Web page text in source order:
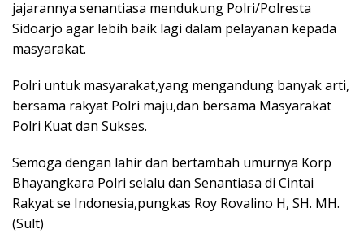
jajarannya senantiasa mendukung Polri/Polresta
Sidoarjo agar lebih baik lagi dalam pelayanan kepada
masyarakat.
Polri untuk masyarakat,yang mengandung banyak arti,
bersama rakyat Polri maju,dan bersama Masyarakat
Polri Kuat dan Sukses.
Semoga dengan lahir dan bertambah umurnya Korp
Bhayangkara Polri selalu dan Senantiasa di Cintai
Rakyat se Indonesia,pungkas Roy Rovalino H, SH. MH.
(Sult)